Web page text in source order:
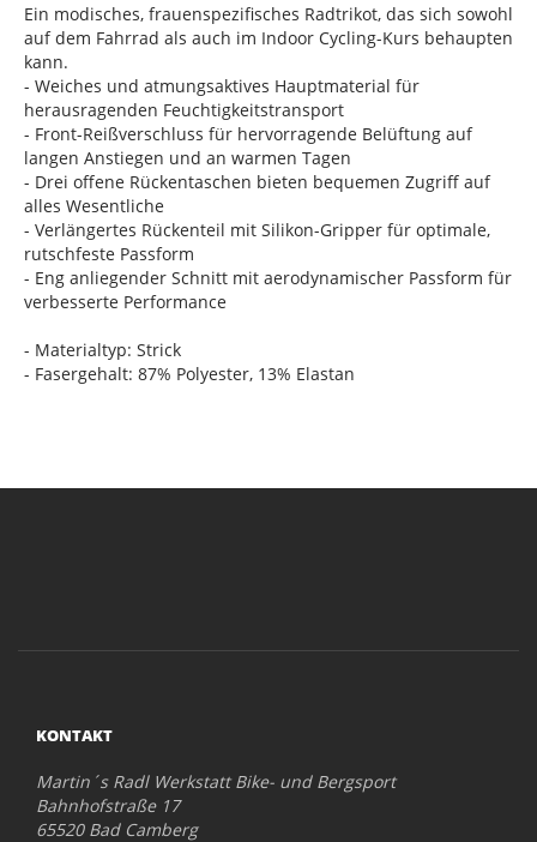
Ein modisches, frauenspezifisches Radtrikot, das sich sowohl
auf dem Fahrrad als auch im Indoor Cycling-Kurs behaupten
kann.
- Weiches und atmungsaktives Hauptmaterial für
herausragenden Feuchtigkeitstransport
- Front-Reißverschluss für hervorragende Belüftung auf
langen Anstiegen und an warmen Tagen
- Drei offene Rückentaschen bieten bequemen Zugriff auf
alles Wesentliche
- Verlängertes Rückenteil mit Silikon-Gripper für optimale,
rutschfeste Passform
- Eng anliegender Schnitt mit aerodynamischer Passform für
verbesserte Performance
- Materialtyp: Strick
- Fasergehalt: 87% Polyester, 13% Elastan
KONTAKT
Martin´s Radl Werkstatt Bike- und Bergsport
Bahnhofstraße 17
65520 Bad Camberg